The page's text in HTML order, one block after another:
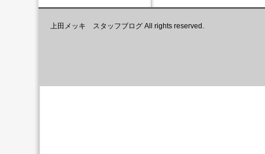
上田メッキ スタッフブログ All rights reserved.